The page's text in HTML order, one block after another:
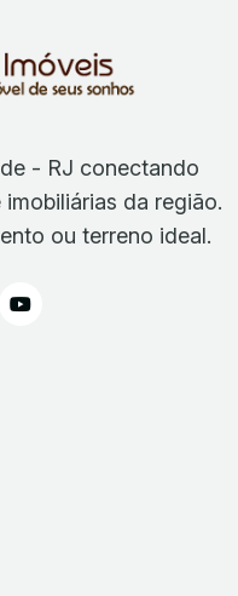
- RJ conectando
da região.
ou terreno ideal.